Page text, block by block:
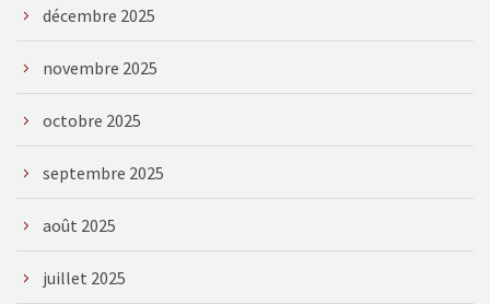
décembre 2025
novembre 2025
octobre 2025
septembre 2025
août 2025
juillet 2025